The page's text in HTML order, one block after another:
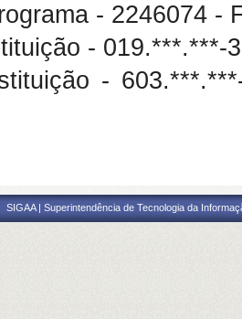
- 2246074 -
- 019.***.***-
-
SIGAA | Superintendência de Tecnologia da